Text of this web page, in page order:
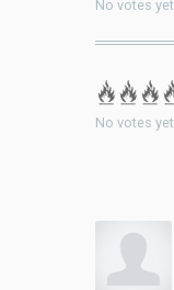
No votes yet
No votes yet